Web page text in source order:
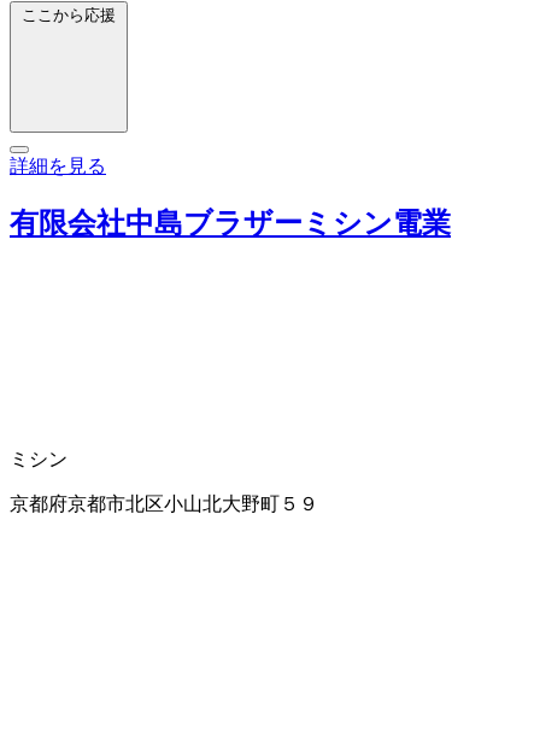
ここから応援
詳細を見る
有限会社中島ブラザーミシン電業
ミシン
京都府京都市北区小山北大野町５９